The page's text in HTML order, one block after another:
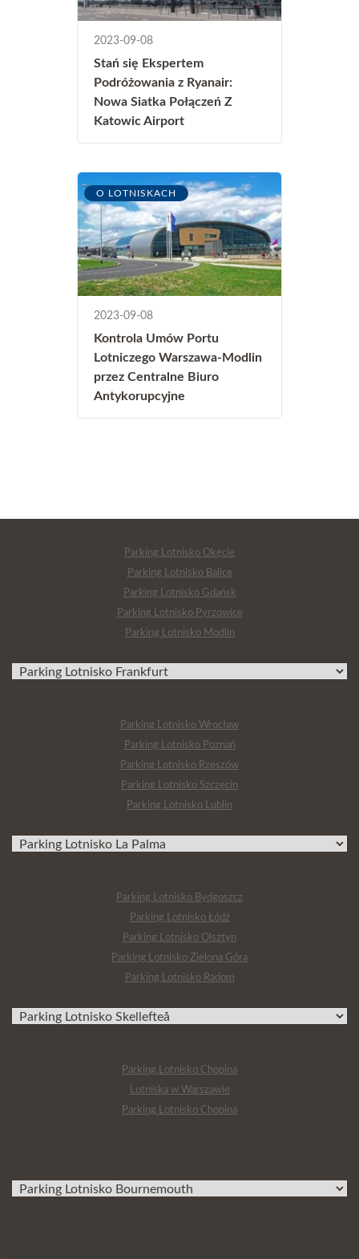
2023-09-08
Stań się Ekspertem
Podróżowania z Ryanair:
Nowa Siatka Połączeń Z
Katowic Airport
O LOTNISKACH
2023-09-08
Kontrola Umów Portu
Lotniczego Warszawa-Modlin
przez Centralne Biuro
Antykorupcyjne
Parking Lotnisko Okęcie
Parking Lotnisko Balice
Parking Lotnisko Gdańsk
Parking Lotnisko Pyrzowice
Parking Lotnisko Modlin
Parking Lotnisko Wrocław
Parking Lotnisko Poznań
Parking Lotnisko Rzeszów
Parking Lotnisko Szczecin
Parking Lotnisko Lublin
Parking Lotnisko Bydgoszcz
Parking Lotnisko Łódź
Parking Lotnisko Olsztyn
Parking Lotnisko Zielona Góra
Parking Lotnisko Radom
Parking Lotnisko Chopina
Lotniska w Warszawie
Parking Lotnisko Chopina